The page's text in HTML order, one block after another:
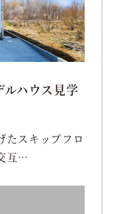
ルハウス見学
たスキップフロ
互…